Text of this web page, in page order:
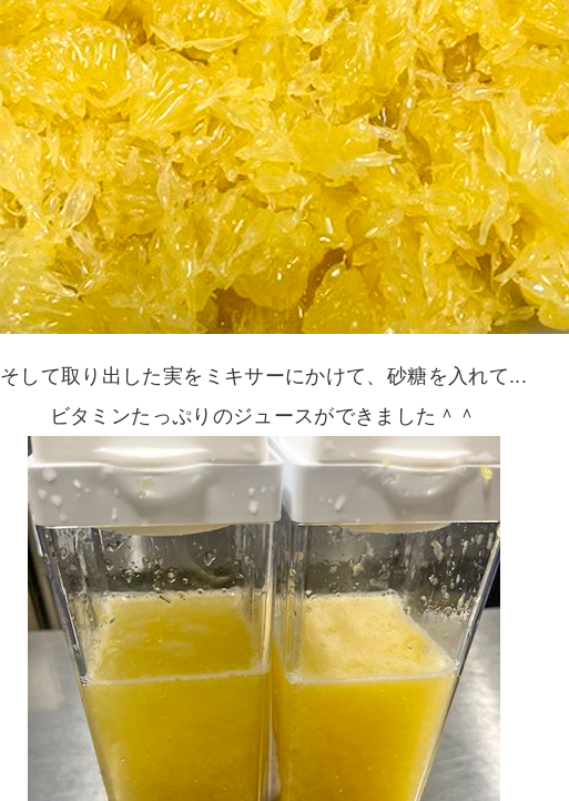
そして取り出した実をミキサーにかけて、砂糖を入れて...
ビタミンたっぷりのジュースができました＾＾